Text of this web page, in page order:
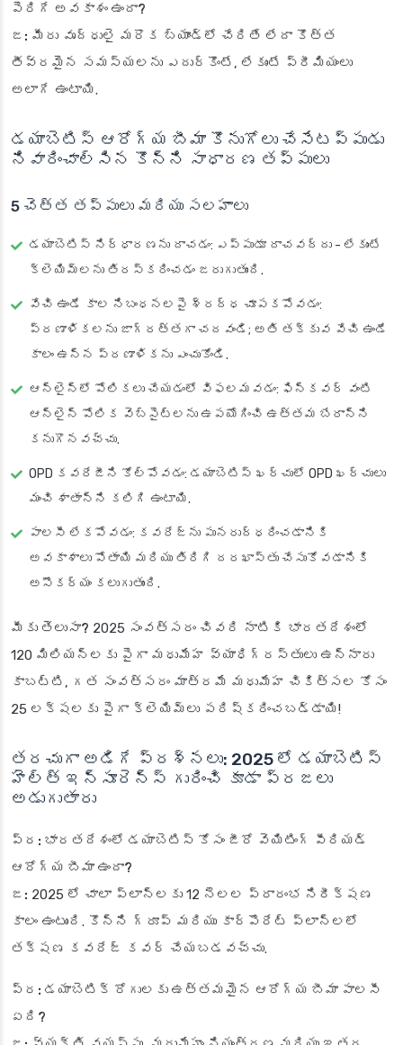
పెరిగే అవకాశం ఉందా?
జ: మీరు వృద్ధులై మరొక బ్యాండ్‌లో చేరితే లేదా కొత్త
తీవ్రమైన సమస్యలను ఎదుర్కొంటే, లేకుంటే ప్రీమియంలు
అలాగే ఉంటాయి.
డయాబెటిస్ ఆరోగ్య బీమా కొనుగోలు చేసేటప్పుడు
నివారించాల్సిన కొన్ని సాధారణ తప్పులు
5 చెత్త తప్పులు మరియు సలహాలు
డయాబెటిస్ నిర్ధారణను దాచడం: ఎప్పుడూ దాచవద్దు - లేకుంటే
క్లెయిమ్‌లను తిరస్కరించడం జరుగుతుంది.
వేచి ఉండే కాల నిబంధనలపై శ్రద్ధ చూపకపోవడం:
ప్రణాళికలను జాగ్రత్తగా చదవండి; అతి తక్కువ వేచి ఉండే
కాలం ఉన్న ప్రణాళికను ఎంచుకోండి.
ఆన్‌లైన్‌లో పోలికలు చేయడంలో విఫలమవడం: ఫిన్‌కవర్ వంటి
ఆన్‌లైన్ పోలిక వెబ్‌సైట్‌లను ఉపయోగించి ఉత్తమ బేరాన్ని
కనుగొనవచ్చు.
OPD కవరేజీని కోల్పోవడం: డయాబెటిస్ ఖర్చులో OPD ఖర్చులు
మంచి శాతాన్ని కలిగి ఉంటాయి.
పాలసీ లేకపోవడం: కవరేజ్‌ను పునరుద్ధరించడానికి
అవకాశాలు పోతాయి మరియు తిరిగి దరఖాస్తు చేసుకోవడానికి
అసౌకర్యం కలుగుతుంది.
మీకు తెలుసా? 2025 సంవత్సరం చివరి నాటికి భారతదేశంలో
120 మిలియన్లకు పైగా మధుమేహ వ్యాధిగ్రస్తులు ఉన్నారు
కాబట్టి, గత సంవత్సరం మాత్రమే మధుమేహ చికిత్సల కోసం
25 లక్షలకు పైగా క్లెయిమ్‌లు పరిష్కరించబడ్డాయి!
తరచుగా అడిగే ప్రశ్నలు: 2025 లో డయాబెటిస్
హెల్త్ ఇన్సూరెన్స్ గురించి కూడా ప్రజలు
అడుగుతారు
ప్ర: భారతదేశంలో డయాబెటిస్ కోసం జీరో వెయిటింగ్ పీరియడ్
ఆరోగ్య బీమా ఉందా?
జ: 2025 లో చాలా ప్లాన్‌లకు 12 నెలల ప్రారంభ నిరీక్షణ
కాలం ఉంటుంది. కొన్ని గ్రూప్ మరియు కార్పొరేట్ ప్లాన్‌లలో
తక్షణ కవరేజ్ కవర్ చేయబడవచ్చు.
ప్ర: డయాబెటిక్ రోగులకు ఉత్తమమైన ఆరోగ్య బీమా పాలసీ
ఏది?